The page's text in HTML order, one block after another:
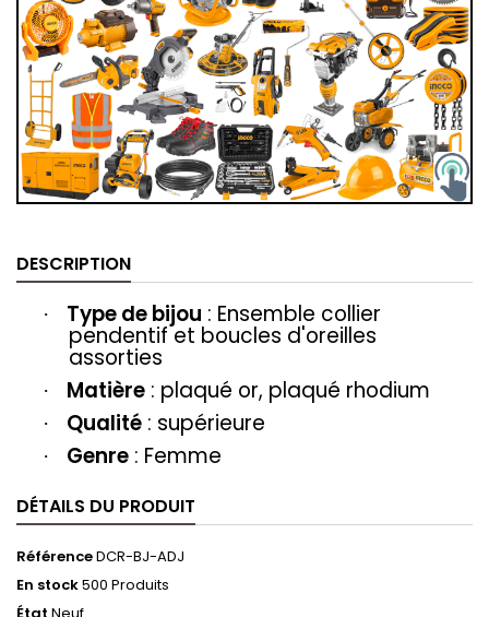
DESCRIPTION
· Type de bijou : Ensemble collier
pendentif et boucles d'oreilles
assorties
· Matière : plaqué or, plaqué rhodium
· Qualité : supérieure
· Genre : Femme
DÉTAILS DU PRODUIT
RéférenceDCR-BJ-ADJ
En stock500 Produits